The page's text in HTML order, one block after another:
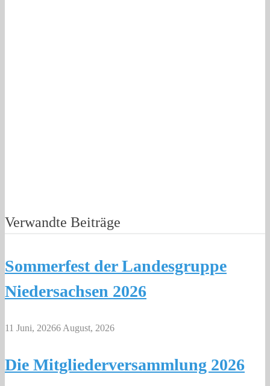
Verwandte Beiträge
Sommerfest der Landesgruppe
Niedersachsen 2026
11 Juni, 20266 August, 2026
Die Mitgliederversammlung 2026